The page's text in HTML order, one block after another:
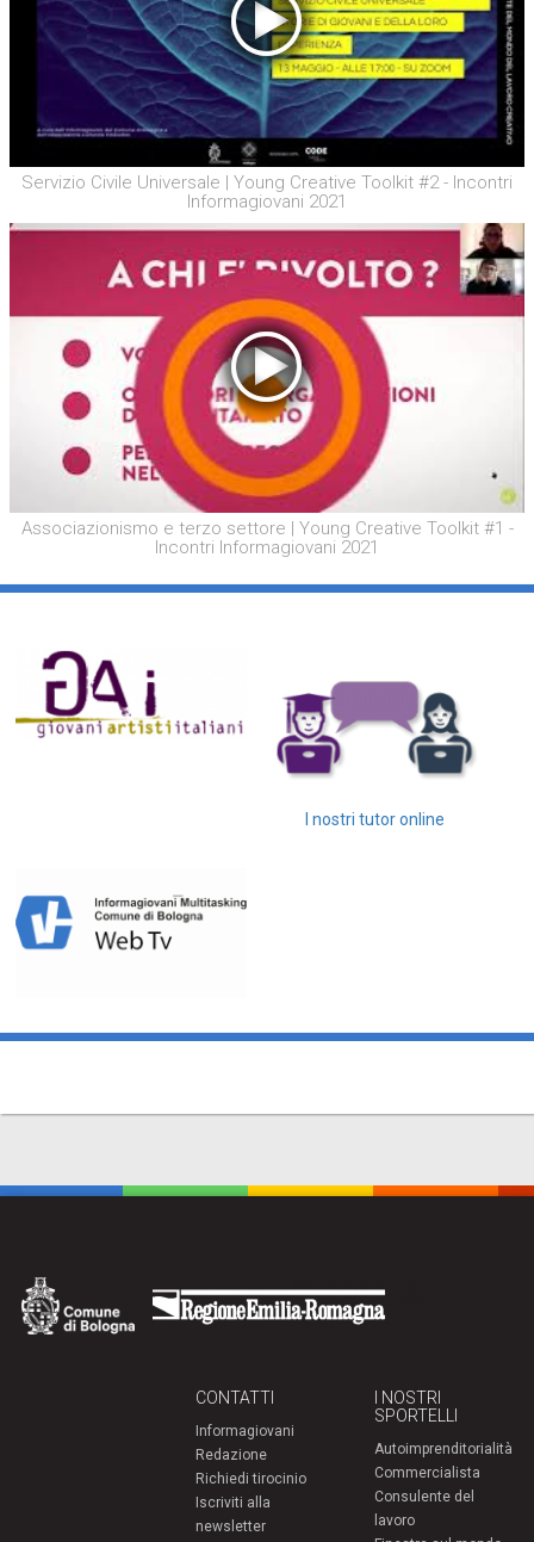
Servizio Civile Universale | Young Creative Toolkit #2 - Incontri
Informagiovani 2021
Associazionismo e terzo settore | Young Creative Toolkit #1 -
Incontri Informagiovani 2021
I nostri tutor online
CONTATTI
Informagiovani
Redazione
Richiedi tirocinio
Iscriviti alla
newsletter
I NOSTRI
SPORTELLI
Autoimprenditorialità
Commercialista
Consulente del
lavoro